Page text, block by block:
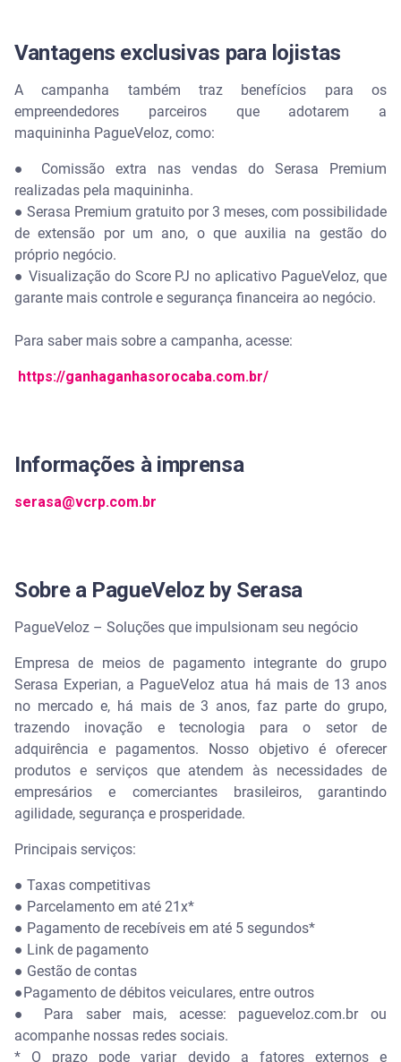
Vantagens exclusivas para lojistas
A campanha também traz benefícios para os
empreendedores parceiros que adotarem a
maquininha PagueVeloz, como:
● Comissão extra nas vendas do Serasa Premium
realizadas pela maquininha.
● Serasa Premium gratuito por 3 meses, com possibilidade
de extensão por um ano, o que auxilia na gestão do
próprio negócio.
● Visualização do Score PJ no aplicativo PagueVeloz, que
garante mais controle e segurança financeira ao negócio.
Para saber mais sobre a campanha, acesse:
https://ganhaganhasorocaba.com.br/
Informações à imprensa
serasa@vcrp.com.br
Sobre a PagueVeloz by Serasa
PagueVeloz – Soluções que impulsionam seu negócio
Empresa de meios de pagamento integrante do grupo
Serasa Experian, a PagueVeloz atua há mais de 13 anos
no mercado e, há mais de 3 anos, faz parte do grupo,
trazendo inovação e tecnologia para o setor de
adquirência e pagamentos. Nosso objetivo é oferecer
produtos e serviços que atendem às necessidades de
empresários e comerciantes brasileiros, garantindo
agilidade, segurança e prosperidade.
Principais serviços:
● Taxas competitivas
● Parcelamento em até 21x*
● Pagamento de recebíveis em até 5 segundos*
● Link de pagamento
● Gestão de contas
●Pagamento de débitos veiculares, entre outros
● Para saber mais, acesse: pagueveloz.com.br ou
acompanhe nossas redes sociais.
* O prazo pode variar devido a fatores externos e